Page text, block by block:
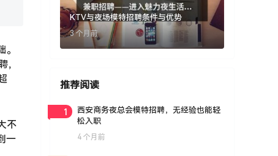
，
不
一
KTV与夜场模特招聘条件与优势
3 个月前
推荐阅读
1
西安商务夜总会模特招聘，无经验也能轻
松入职
4 个月前